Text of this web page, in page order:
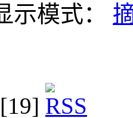
示模式：
[19]